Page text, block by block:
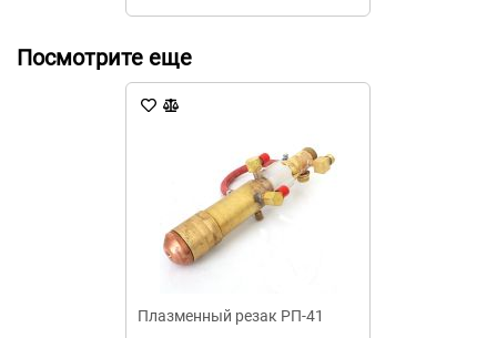
Посмотрите еще
Плазменный резак РП-41